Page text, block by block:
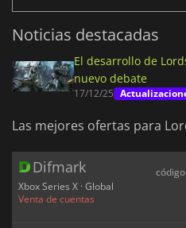
Noticias destacadas
El desarrollo de
nuevo debate
17/12/25
Las mejores ofertas para
Difmark
Xbox Series X · Global
Venta de cuentas